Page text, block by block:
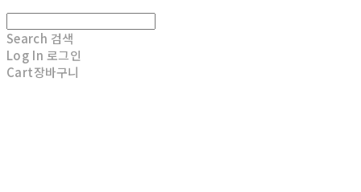
Search 검색
Log In 로그인
Cart장바구니